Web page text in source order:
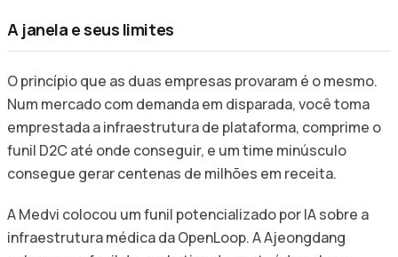
A janela e seus limites
O princípio que as duas empresas provaram é o mesmo.
Num mercado com demanda em disparada, você toma
emprestada a infraestrutura de plataforma, comprime o
funil D2C até onde conseguir, e um time minúsculo
consegue gerar centenas de milhões em receita.
A Medvi colocou um funil potencializado por IA sobre a
infraestrutura médica da OpenLoop. A Ajeongdang